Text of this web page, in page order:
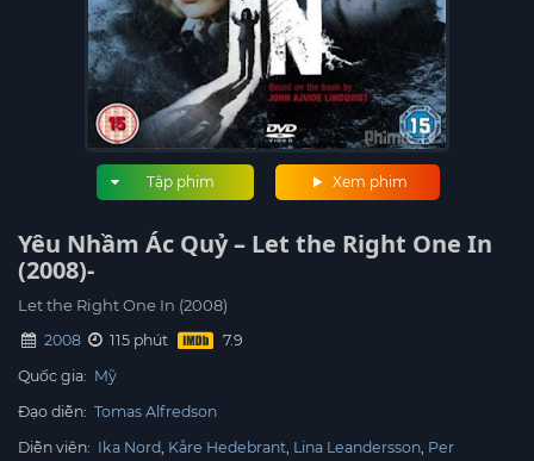
Xem phim
Tập phim
Yêu Nhầm Ác Quỷ – Let the Right One In
(2008)-
Let the Right One In (2008)
2008
115 phút
Quốc gia: Mỹ
Đạo diễn: Tomas Alfredson
Diễn viên: Ika Nord Kåre Hedebrant Lina Leandersson Per